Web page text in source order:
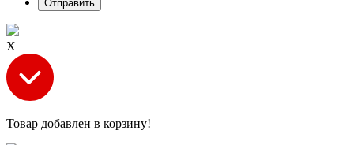
Х
Товар добавлен в корзину!